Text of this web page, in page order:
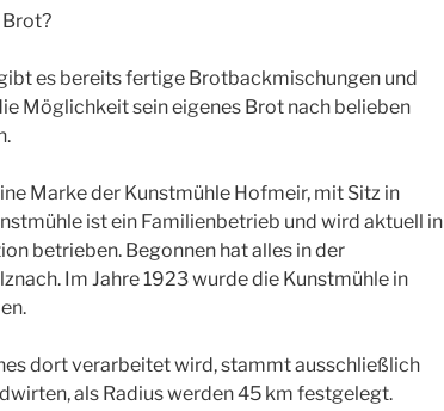
Brot?
es bereits fertige Brotbackmischungen und
Möglichkeit sein eigenes Brot nach belieben
Marke der Kunstmühle Hofmeir, mit Sitz in
ist ein Familienbetrieb und wird aktuell in
betrieben. Begonnen hat alles in der
Im Jahre 1923 wurde die Kunstmühle in
dort verarbeitet wird, stammt ausschließlich
als Radius werden 45 km festgelegt.